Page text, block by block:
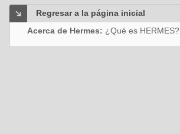
Regresar a la página inicial
Acerca de Hermes: ¿Qué es HERMES?